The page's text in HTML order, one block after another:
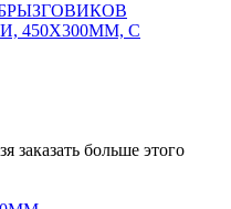
БРЫЗГОВИКОВ
450Х300ММ, С
заказать больше этого